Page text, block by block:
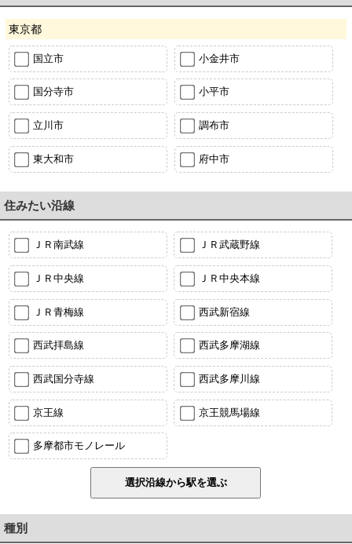
東京都
国立市 小金井市
国分寺市 小平市
立川市 調布市
東大和市 府中市
住みたい沿線
ＪＲ南武線 ＪＲ武蔵野線
ＪＲ中央線 ＪＲ中央本線
ＪＲ青梅線 西武新宿線
西武拝島線 西武多摩湖線
西武国分寺線 西武多摩川線
京王線 京王競馬場線
多摩都市モノレール
種別